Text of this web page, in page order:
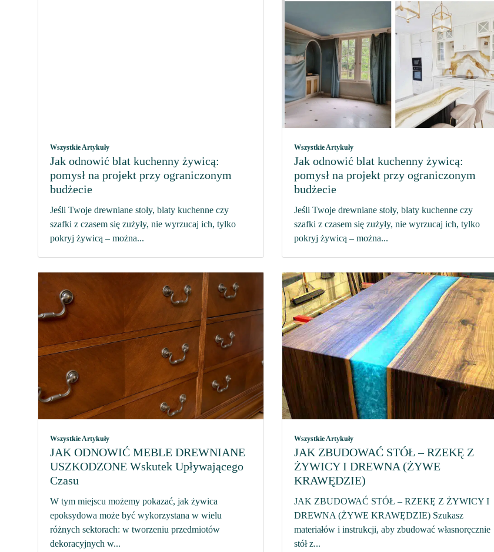
Wszystkie Artykuły
Jak odnowić blat kuchenny żywicą:
pomysł na projekt przy ograniczonym
budżecie
Jeśli Twoje drewniane stoły, blaty kuchenne czy
szafki z czasem się zużyły, nie wyrzucaj ich, tylko
pokryj żywicą – można...
Wszystkie Artykuły
Jak odnowić blat kuchenny żywicą:
pomysł na projekt przy ograniczonym
budżecie
Jeśli Twoje drewniane stoły, blaty kuchenne czy
szafki z czasem się zużyły, nie wyrzucaj ich, tylko
pokryj żywicą – można...
Wszystkie Artykuły
JAK ODNOWIĆ MEBLE DREWNIANE
USZKODZONE Wskutek Upływającego
Czasu
W tym miejscu możemy pokazać, jak żywica
epoksydowa może być wykorzystana w wielu
różnych sektorach: w tworzeniu przedmiotów
dekoracyjnych w...
Wszystkie Artykuły
JAK ZBUDOWAĆ STÓŁ – RZEKĘ Z
ŻYWICY I DREWNA (ŻYWE
KRAWĘDZIE)
JAK ZBUDOWAĆ STÓŁ – RZEKĘ Z ŻYWICY I
DREWNA (ŻYWE KRAWĘDZIE) Szukasz
materiałów i instrukcji, aby zbudować własnoręcznie
stół z...